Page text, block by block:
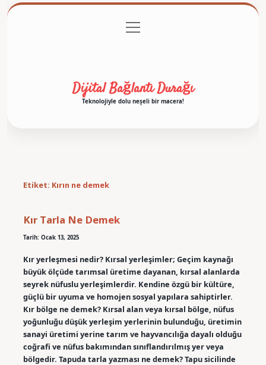
Gizlilik Politikası
menüyü
aç
Dijital Bağlantı Durağı
Teknolojiyle dolu neşeli bir macera!
Etiket: Kırın ne demek
Kır Tarla Ne Demek
Tarih: Ocak 13, 2025
Kır yerleşmesi nedir? Kırsal yerleşimler; Geçim kaynağı
büyük ölçüde tarımsal üretime dayanan, kırsal alanlarda
seyrek nüfuslu yerleşimlerdir. Kendine özgü bir kültüre,
güçlü bir uyuma ve homojen sosyal yapılara sahiptirler.
Kır bölge ne demek? Kırsal alan veya kırsal bölge, nüfus
yoğunluğu düşük yerleşim yerlerinin bulunduğu, üretimin
sanayi üretimi yerine tarım ve hayvancılığa dayalı olduğu
coğrafi ve nüfus bakımından sınıflandırılmış yer veya
bölgedir. Tapuda tarla yazması ne demek? Tapu sicilinde